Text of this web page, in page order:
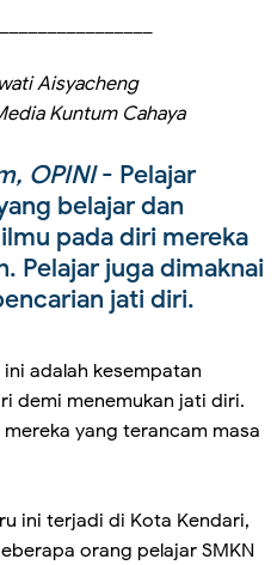
Aisyacheng
Kuntum Cahaya
OPINI- Pelajar
belajar dan
pada diri mereka
Pelajar juga dimaknai
jati diri.
adalah kesempatan
demi menemukan jati diri.
yang terancam masa
ini terjadi di Kota Kendari,
orang pelajar SMKN